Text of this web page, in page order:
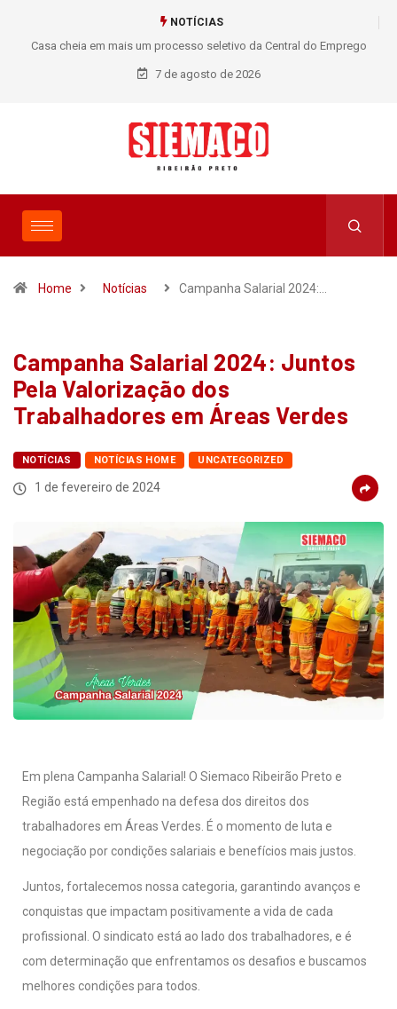
NOTÍCIAS
Casa cheia em mais um processo seletivo da Central do Emprego
SIEMACO!
7 de agosto de 2026
Home Notícias Campanha Salarial 2024:…
Campanha Salarial 2024: Juntos
Pela Valorização dos
Trabalhadores em Áreas Verdes
NOTÍCIAS NOTÍCIAS HOME UNCATEGORIZED
1 de fevereiro de 2024
Em plena Campanha Salarial! O Siemaco Ribeirão Preto e
Região está empenhado na defesa dos direitos dos
trabalhadores em Áreas Verdes. É o momento de luta e
negociação por condições salariais e benefícios mais justos.
Juntos, fortalecemos nossa categoria, garantindo avanços e
conquistas que impactam positivamente a vida de cada
profissional. O sindicato está ao lado dos trabalhadores, e é
com determinação que enfrentamos os desafios e buscamos
melhores condições para todos.